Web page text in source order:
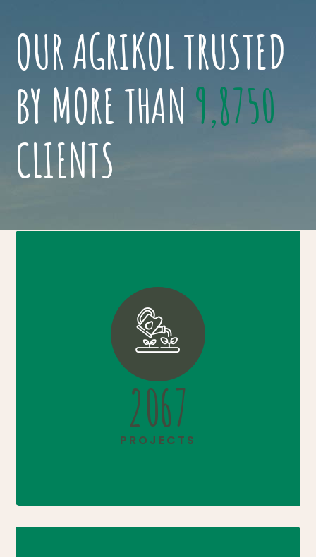
OUR AGRIKOL TRUSTED
BY MORE THAN 9,8750
CLIENTS
3372
PROJECTS